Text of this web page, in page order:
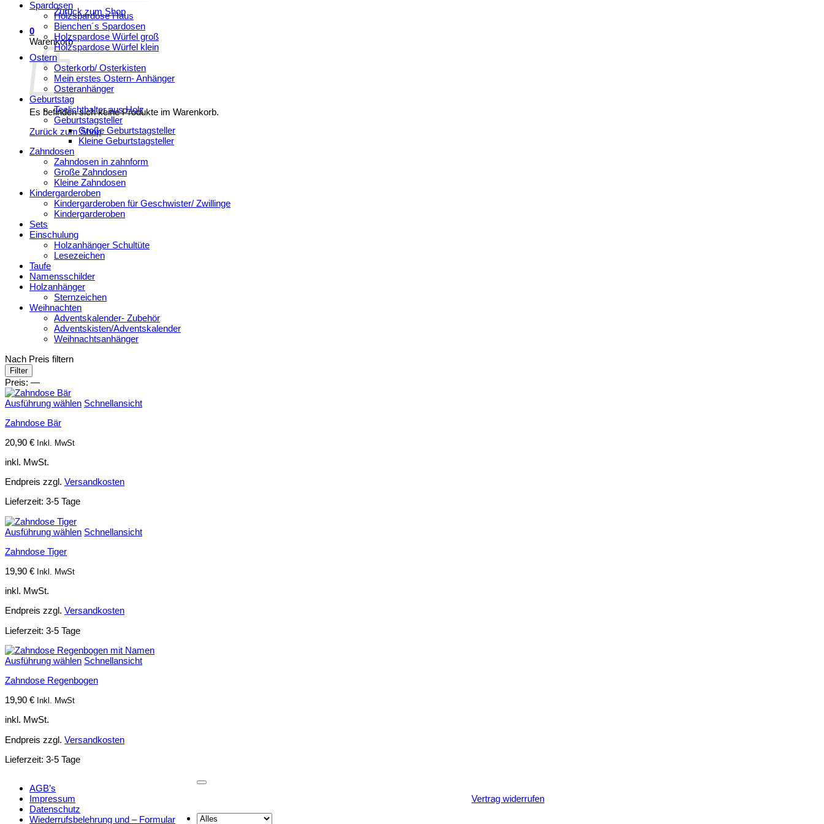
Zurück zum Shop
0
Warenkorb
Es befinden sich keine Produkte im Warenkorb.
Zurück zum Shop
Spardosen
Holzspardose Haus
Bienchen´s Spardosen
Holzspardose Würfel groß
Holzspardose Würfel klein
Ostern
Osterkorb/ Osterkisten
Mein erstes Ostern- Anhänger
Osteranhänger
Geburtstag
Teelichthalter aus Holz
Geburtstagsteller
Große Geburtstagsteller
Kleine Geburtstagsteller
Zahndosen
Zahndosen in zahnform
Große Zahndosen
Kleine Zahndosen
Kindergarderoben
Kindergarderoben für Geschwister/ Zwillinge
Kindergarderoben
Sets
Einschulung
Holzanhänger Schultüte
Lesezeichen
Taufe
Namensschilder
Holzanhänger
Sternzeichen
Weihnachten
Adventskalender- Zubehör
Adventskisten/Adventskalender
Weihnachtsanhänger
Nach Preis filtern
Min.
Preis
Max.
Preis
Filter
Preis: —
Ausführung wählen Schnellansicht
Zahndose Bär
20,90 € Inkl. MwSt
inkl. MwSt.
Endpreis zzgl. Versandkosten
Lieferzeit: 3-5 Tage
Ausführung wählen Schnellansicht
Zahndose Tiger
19,90 € Inkl. MwSt
inkl. MwSt.
Endpreis zzgl. Versandkosten
Lieferzeit: 3-5 Tage
Ausführung wählen Schnellansicht
Zahndose Regenbogen
19,90 € Inkl. MwSt
inkl. MwSt.
Endpreis zzgl. Versandkosten
Lieferzeit: 3-5 Tage
AGB’s
Impressum
Datenschutz
Wiederrufsbelehrung und – Formular
Vertrag widerrufen